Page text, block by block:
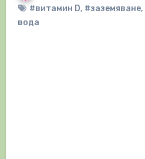
#витамин D, #заземяване,
вода